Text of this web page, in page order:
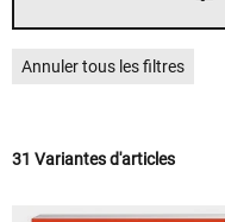
Annuler tous les filtres
31 Variantes d'articles